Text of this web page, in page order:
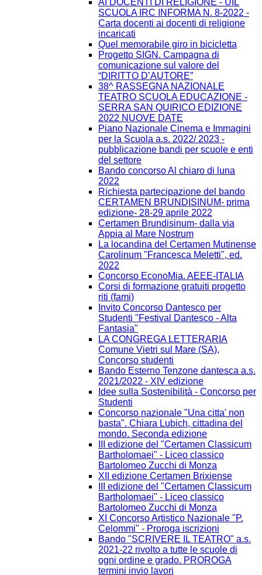
AI DOCENTI DI RELIGIONE - UIL
SCUOLA IRC INFORMA N. 8-2022 -
Carta docenti ai docenti di religione
incaricati
Quel memorabile giro in bicicletta
Progetto SIGN. Campagna di
comunicazione sul valore del
“DIRITTO D’AUTORE”
38^ RASSEGNA NAZIONALE
TEATRO SCUOLA EDUCAZIONE -
SERRA SAN QUIRICO EDIZIONE
2022 NUOVE DATE
Piano Nazionale Cinema e Immagini
per la Scuola a.s. 2022/ 2023 -
pubblicazione bandi per scuole e enti
del settore
Bando concorso Al chiaro di luna
2022
Richiesta partecipazione del bando
CERTAMEN BRUNDISINUM- prima
edizione- 28-29 aprile 2022
Certamen Brundisinum- dalla via
Appia al Mare Nostrum
La locandina del Certamen Mutinense
Carolinum "Francesca Meletti", ed.
2022
Concorso EconoMia. AEEE-ITALIA
Corsi di formazione gratuiti progetto
riti (fami)
Invito Concorso Dantesco per
Studenti "Festival Dantesco - Alta
Fantasia"
LA CONGREGA LETTERARIA
Comune Vietri sul Mare (SA),
Concorso studenti
Bando Esterno Tenzone dantesca a.s.
2021/2022 - XIV edizione
Idee sulla Sostenibilità - Concorso per
Studenti
Concorso nazionale "Una citta' non
basta". Chiara Lubich, cittadina del
mondo. Seconda edizione
III edizione del "Certamen Classicum
Bartholomaei" - Liceo classico
Bartolomeo Zucchi di Monza
XII edizione Certamen Brixiense
III edizione del "Certamen Classicum
Bartholomaei" - Liceo classico
Bartolomeo Zucchi di Monza
XI Concorso Artistico Nazionale "P.
Celommi" - Proroga iscrizioni
Bando "SCRIVERE IL TEATRO" a.s.
2021-22 rivolto a tutte le scuole di
ogni ordine e grado. PROROGA
termini invio lavori